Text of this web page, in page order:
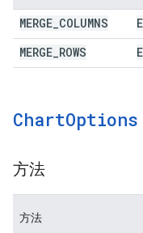
MERGE COLUMNS
MERGE ROWS
ChartOptions
方法
方法